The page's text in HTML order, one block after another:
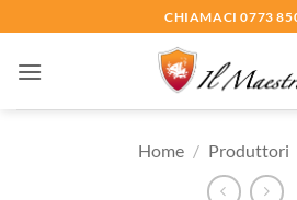
ai
contenuti
CHIAMACI 0773
Home / Produttori